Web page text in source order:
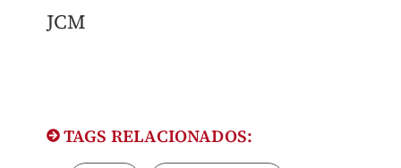
JCM
TAGS RELACIONADOS: